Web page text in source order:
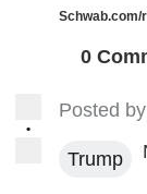
0
•
Posted by
Trump